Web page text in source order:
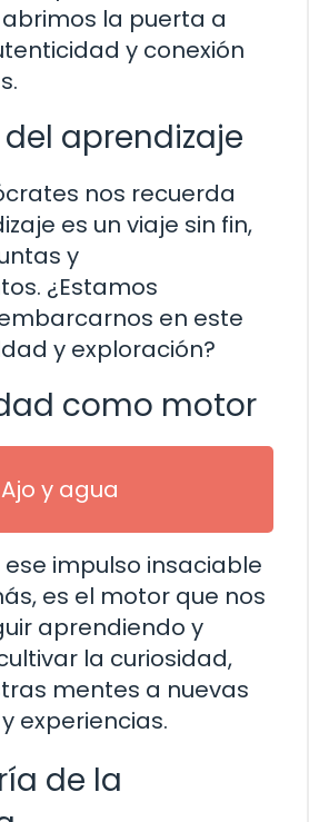
la puerta a
y conexión
aprendizaje
nos recuerda
es un viaje sin fin,
y
¿Estamos
en este
y exploración?
como motor
Ajo y agua
ese impulso insaciable
es el motor que nos
aprendiendo y
la curiosidad,
mentes a nuevas
experiencias.
de la